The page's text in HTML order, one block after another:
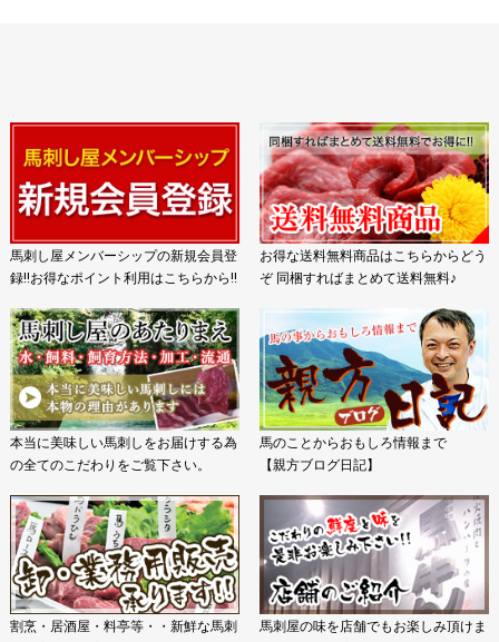
馬刺し屋メンバーシップの新規会員登
録!!お得なポイント利用はこちらから!!
お得な送料無料商品はこちらからどう
ぞ 同梱すればまとめて送料無料♪
本当に美味しい馬刺しをお届けする為
の全てのこだわりをご覧下さい。
馬のことからおもしろ情報まで
【親方ブログ日記】
割烹・居酒屋・料亭等・・新鮮な馬刺
馬刺屋の味を店舗でもお楽しみ頂けま